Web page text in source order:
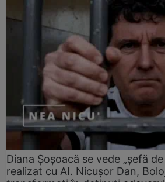
Diana Șoșoacă se vede „șefă
realizat cu AI. Nicușor Dan,